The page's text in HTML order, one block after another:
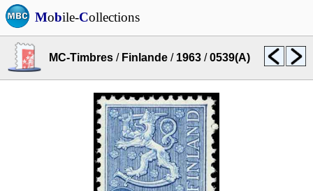
Mobile-Collections
MC-Timbres / Finlande / 1963 /0539(A)